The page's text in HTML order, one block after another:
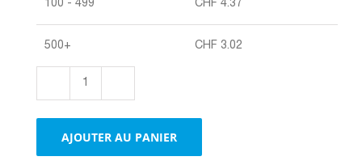
100 - 499 CHF 4.37
500+ CHF 3.02
portatifs
pour
AJOUTER AU PANIER